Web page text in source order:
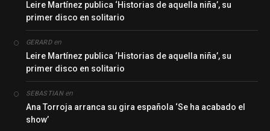
Leire Martínez publica ‘Historias de aquella niña’, su
primer disco en solitario
GERARDen
Leire Martínez publica ‘Historias de aquella niña’, su
primer disco en solitario
SEBASTIANen
Ana Torroja arranca su gira española ‘Se ha acabado el
show’